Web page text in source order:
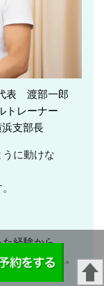
表 渡部一郎
トレーナー
支部長
うに動けな
経験から、
志しました。